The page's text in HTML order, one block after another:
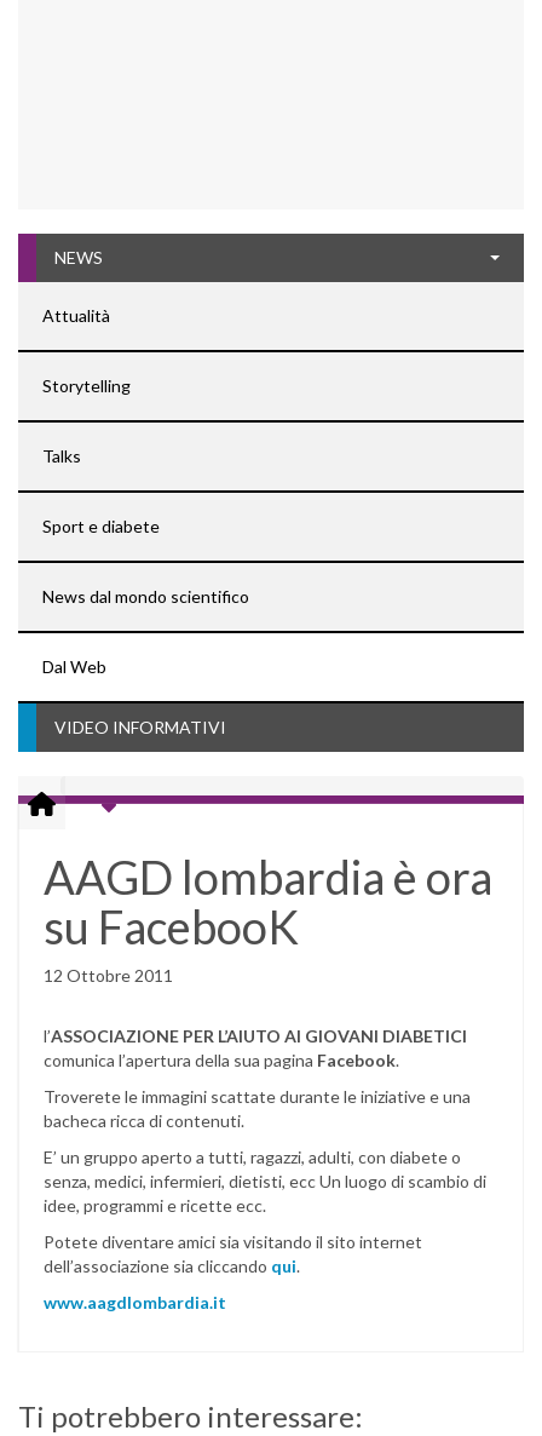
NEWS
Attualità
Storytelling
Talks
Sport e diabete
News dal mondo scientifico
Dal Web
VIDEO INFORMATIVI
AAGD lombardia è ora
su FacebooK
12 Ottobre 2011
l’ASSOCIAZIONE PER L’AIUTO AI GIOVANI DIABETICI
comunica l’apertura della sua pagina Facebook.
Troverete le immagini scattate durante le iniziative e una
bacheca ricca di contenuti.
E’ un gruppo aperto a tutti, ragazzi, adulti, con diabete o
senza, medici, infermieri, dietisti, ecc Un luogo di scambio di
idee, programmi e ricette ecc.
Potete diventare amici sia visitando il sito internet
dell’associazione sia cliccando qui.
www.aagdlombardia.it
Ti potrebbero interessare: